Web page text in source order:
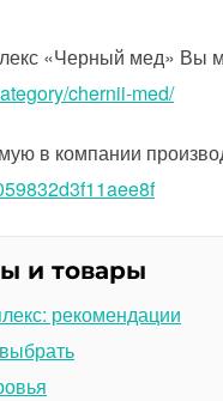
«Черный мед» Вы
chernii-med/
в компании
и товары
рекомендации